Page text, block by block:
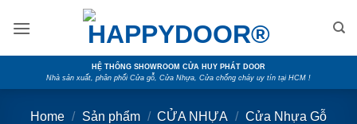
HỆ THỐNG SHOWROOM CỬA HUY PHÁT DOOR
Nhà sản xuất, phân phối Cửa gỗ, Cửa Nhựa, Cửa chống cháy uy tín tại HCM !
Home / Sản phẩm / CỬA NHỰA / Cửa Nhựa Gỗ